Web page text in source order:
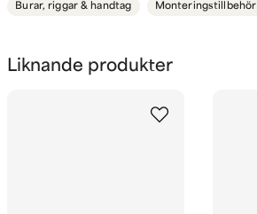
Liknande produkter
Burar, riggar & handtag Monteringstillbehör